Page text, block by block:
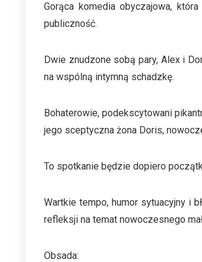
Gorąca komedia obyczajowa,
publiczność.
Dwie znudzone sobą pary, Alex i
na wspólną intymną schadzkę.
Bohaterowie, podekscytowani
jego sceptyczna żona Doris,
To spotkanie będzie dopiero
Wartkie tempo, humor sytuacyjny i
refleksji na temat nowoczesnego
Obsada: